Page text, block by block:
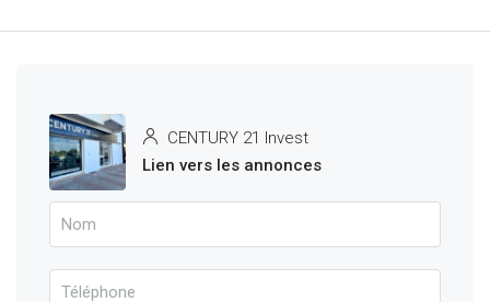
CENTURY 21 Invest
Lien vers les annonces